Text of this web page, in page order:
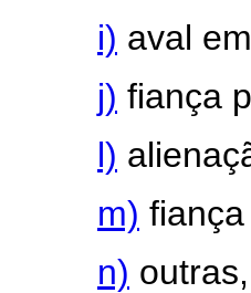
i) aval
j) fiança
l)
m)
n)